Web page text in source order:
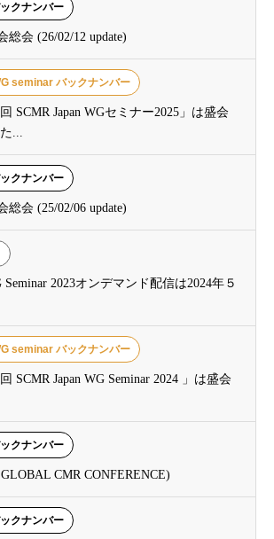
クナンバー
総会 (26/02/12 update)
seminar バックナンバー
SCMR Japan WGセミナー2025」は盛会
...
クナンバー
総会 (25/02/06 update)
Seminar 2023オンデマンド配信は2024年５
seminar バックナンバー
SCMR Japan WG Seminar 2024 」は盛会
クナンバー
CMR CONFERENCE)
クナンバー